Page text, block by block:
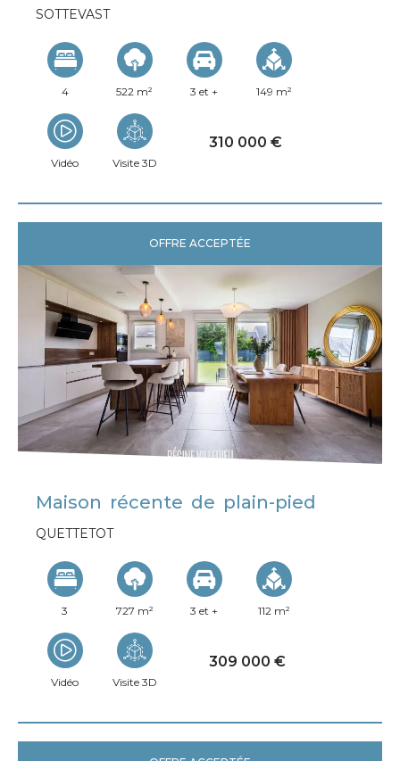
SOTTEVAST
4 522 m² 3 et + 149 m²
Vidéo Visite 3D
310 000 €
OFFRE ACCEPTÉE
Maison récente de plain-pied
QUETTETOT
3 727 m² 3 et + 112 m²
Vidéo Visite 3D
309 000 €